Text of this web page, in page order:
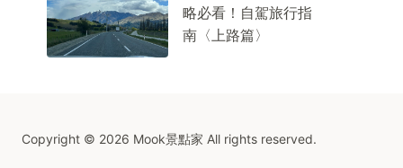
略必看！自駕旅行指
南〈上路篇〉
Copyright © 2026 Mook景點家 All rights reserved.